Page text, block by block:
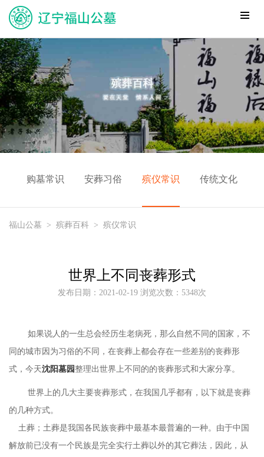
购墓常识 安葬习俗 殡仪常识 传统文化
福山公墓 > 殡葬百科 > 殡仪常识
世界上不同丧葬形式
发布日期：2021-02-19 浏览次数：5348次
如果说人的一生总会经历生老病死，那么自然不同的国家，不
同的城市因为习俗的不同，在丧葬上都会存在一些差别的丧葬形
式，今天沈阳墓园整理出世界上不同的的丧葬形式和大家分享。
世界上的几大主要丧葬形式，在我国几乎都有，以下就是丧葬
的几种方式。
土葬；土葬是我国各民族丧葬中最基本最普遍的一种。由于中国
解放前已没有一个民族是完全实行土葬以外的其它葬法，因此，从